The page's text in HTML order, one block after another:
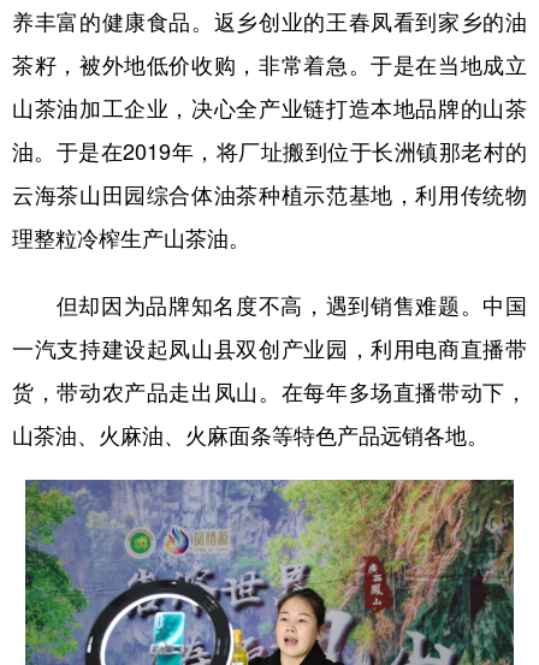
养丰富的健康食品。返乡创业的王春凤看到家乡的油
茶籽，被外地低价收购，非常着急。于是在当地成立
山茶油加工企业，决心全产业链打造本地品牌的山茶
油。于是在2019年，将厂址搬到位于长洲镇那老村的
云海茶山田园综合体油茶种植示范基地，利用传统物
理整粒冷榨生产山茶油。
但却因为品牌知名度不高，遇到销售难题。中国
一汽支持建设起凤山县双创产业园，利用电商直播带
货，带动农产品走出凤山。在每年多场直播带动下，
山茶油、火麻油、火麻面条等特色产品远销各地。